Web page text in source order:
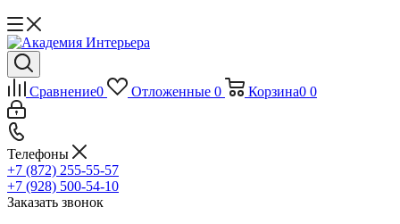
Сравнение0 Отложенные 0 Корзина0 0
Телефоны
+7 (872) 255-55-57
+7 (928) 500-54-10
Заказать звонок